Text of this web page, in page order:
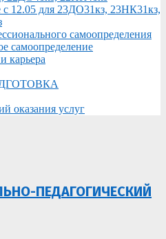
с 12.05 для 23ДО31кз, 23НК31кз,
самоопределения
самоопределение
карьера
оказания услуг
ПЕДАГОГИЧЕСКИЙ